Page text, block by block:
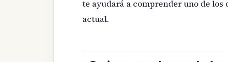
te ayudará a comprender uno de
actual.